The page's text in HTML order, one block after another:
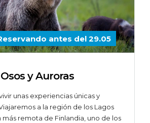
antes del 29.05
y Auroras
unas experiencias únicas y
a la región de los Lagos
más remota de Finlandia, uno de los